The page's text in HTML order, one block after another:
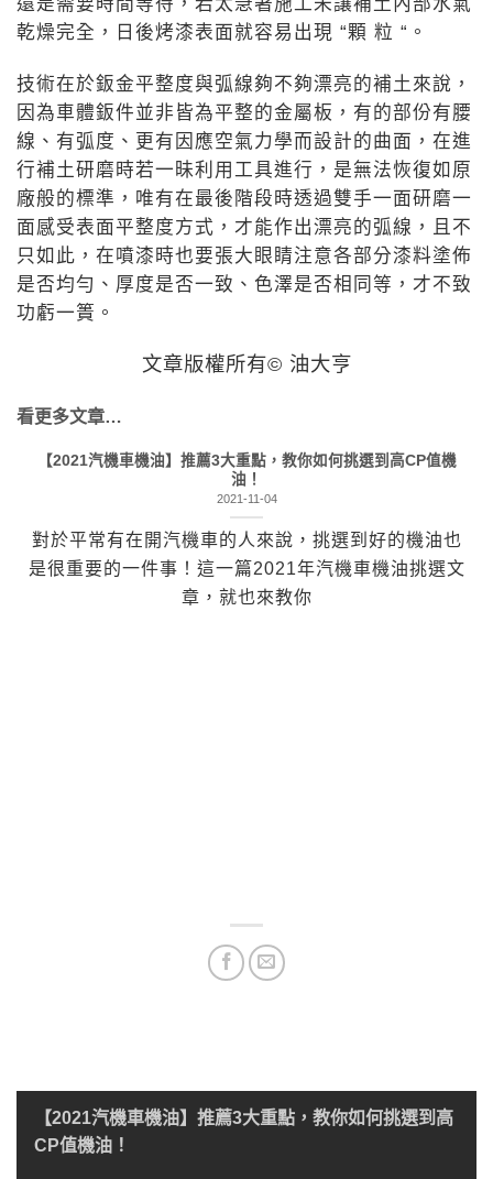
【2021汽機車機油】推薦3大重點，教你如何挑選到高
CP值機油！
乾燥完全，日後烤漆表面就容易出現 “顆 粒 “。
技術在於鈑金平整度與弧線夠不夠漂亮的補土來說，
因為車體鈑件並非皆為平整的金屬板，有的部份有腰
線、有弧度、更有因應空氣力學而設計的曲面，在進
行補土研磨時若一昧利用工具進行，是無法恢復如原
廠般的標準，唯有在最後階段時透過雙手一面研磨一
面感受表面平整度方式，才能作出漂亮的弧線，且不
只如此，在噴漆時也要張大眼睛注意各部分漆料塗佈
是否均勻、厚度是否一致、色澤是否相同等，才不致
功虧一簣。
文章版權所有© 油大亨
看更多文章…
【2021汽機車機油】推薦3大重點，教你如何挑選到高CP值機
油！
2021-11-04
對於平常有在開汽機車的人來說，挑選到好的機油也
是很重要的一件事！這一篇2021年汽機車機油挑選文
章，就也來教你